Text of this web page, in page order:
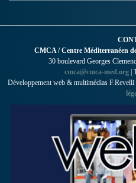
CMCA / Centre Méditerranéen
30 boulevard Georges
cmca@cmca-med.org |
Développement web & multimédias F.Revelli